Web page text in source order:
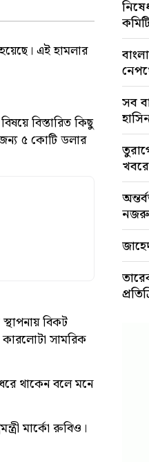
এই হামলার
বিস্তারিত কিছু
জন্য ৫ কোটি ডলার
বিকট
কারলোটা সামরিক
থাকেন বলে মনে
মার্কো রুবিও।
সব